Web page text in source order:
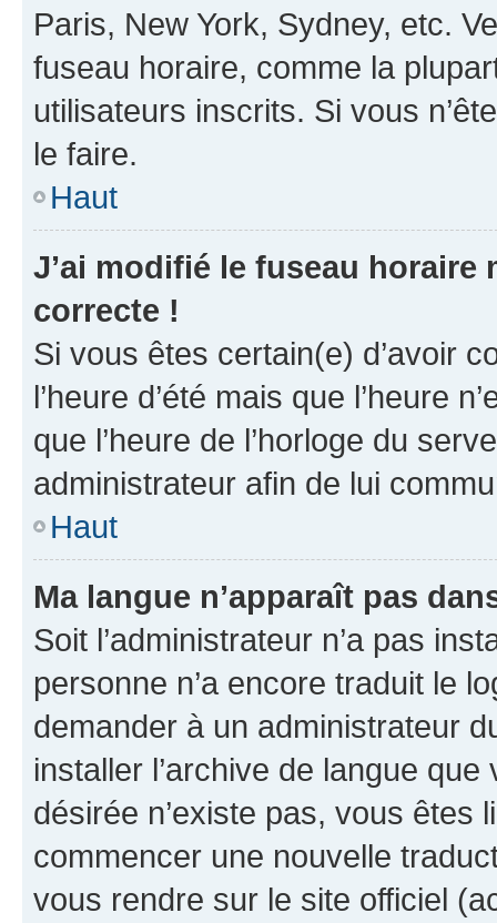
Paris, New York, Sydney, etc.
fuseau horaire, comme la
utilisateurs inscrits. Si vous
le faire.
Haut
J’ai modifié le fuseau horaire
correcte !
Si vous êtes certain(e) d’avoir
l’heure d’été mais que l’heure
que l’heure de l’horloge du
administrateur afin de lui
Haut
Ma langue n’apparaît pas
Soit l’administrateur n’a pas
personne n’a encore traduit le
demander à un administrateur
installer l’archive de langue
désirée n’existe pas, vous êtes
commencer une nouvelle
vous rendre sur le site officiel